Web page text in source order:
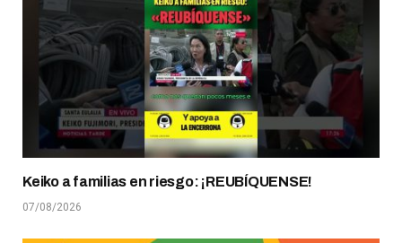
Keiko a familias en riesgo: ¡REUBÍQUENSE!
07/08/2026